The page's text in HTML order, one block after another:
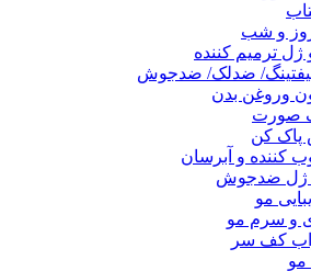
و شب
ژل ترمیم کننده
ضدلک/ ضدجوش
وروغن بدن
صورت
پاک کن
کننده و آبرسان
ژل ضدجوش
مو
و سرم مو
کف سر
مو